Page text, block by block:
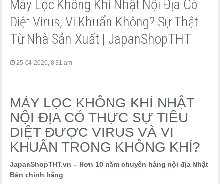
Máy Lọc Không Khí Nhật Nội Địa Có
Diệt Virus, Vi Khuẩn Không? Sự Thật
Từ Nhà Sản Xuất | JapanShopTHT
25-04-2026, 8:31 am
MÁY LỌC KHÔNG KHÍ NHẬT
NỘI ĐỊA CÓ THỰC SỰ TIÊU
DIỆT ĐƯỢC VIRUS VÀ VI
KHUẨN TRONG KHÔNG KHÍ?
JapanShopTHT.vn – Hơn 10 năm chuyên hàng nội địa Nhật
Bản chính hãng